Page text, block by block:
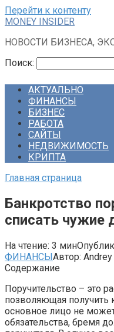
Перейти к контенту
MONEY INSIDER
НОВОСТИ БИЗНЕСА,
Поиск:
АКТУАЛЬНО
ФИНАНСЫ
БИЗНЕС
РАБОТА
САЙТЫ
НЕДВИЖИМОСТЬ
КРИПТА
Главная страница
Банкротство
списать чужие
На чтение: 3 мин
ФИНАНСЫАвтор: Andrey
Содержание
Поручительство – это
позволяющая получить
основное лицо не
обязательства, бремя